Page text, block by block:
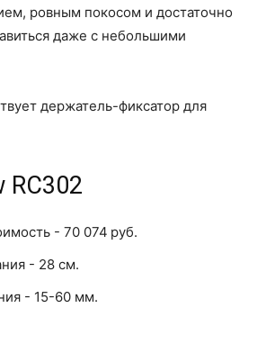
ровным покосом и достаточно
даже с небольшими
держатель-фиксатор для
RC302
- 70 074 руб.
- 28 см.
- 15-60 мм.